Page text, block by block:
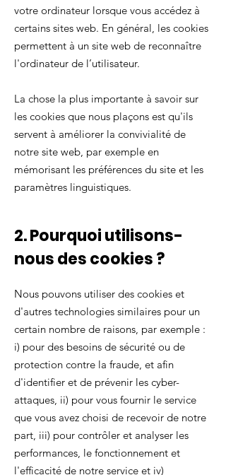
votre ordinateur lorsque vous accédez à
certains sites web. En général, les cookies
permettent à un site web de reconnaître
l'ordinateur de l’utilisateur.
La chose la plus importante à savoir sur
les cookies que nous plaçons est qu'ils
servent à améliorer la convivialité de
notre site web, par exemple en
mémorisant les préférences du site et les
paramètres linguistiques.
2. Pourquoi utilisons-
nous des cookies ?
Nous pouvons utiliser des cookies et
d'autres technologies similaires pour un
certain nombre de raisons, par exemple :
i) pour des besoins de sécurité ou de
protection contre la fraude, et afin
d'identifier et de prévenir les cyber-
attaques, ii) pour vous fournir le service
que vous avez choisi de recevoir de notre
part, iii) pour contrôler et analyser les
performances, le fonctionnement et
l'efficacité de notre service et iv)